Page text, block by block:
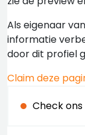
Als eigenaar
informatie
door dit profiel
Claim deze
Check